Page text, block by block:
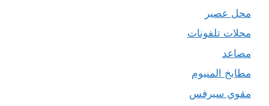
محل عصير
محلات تلفونات
مصاعد
مطابخ المنيوم
مقوي سيرفس